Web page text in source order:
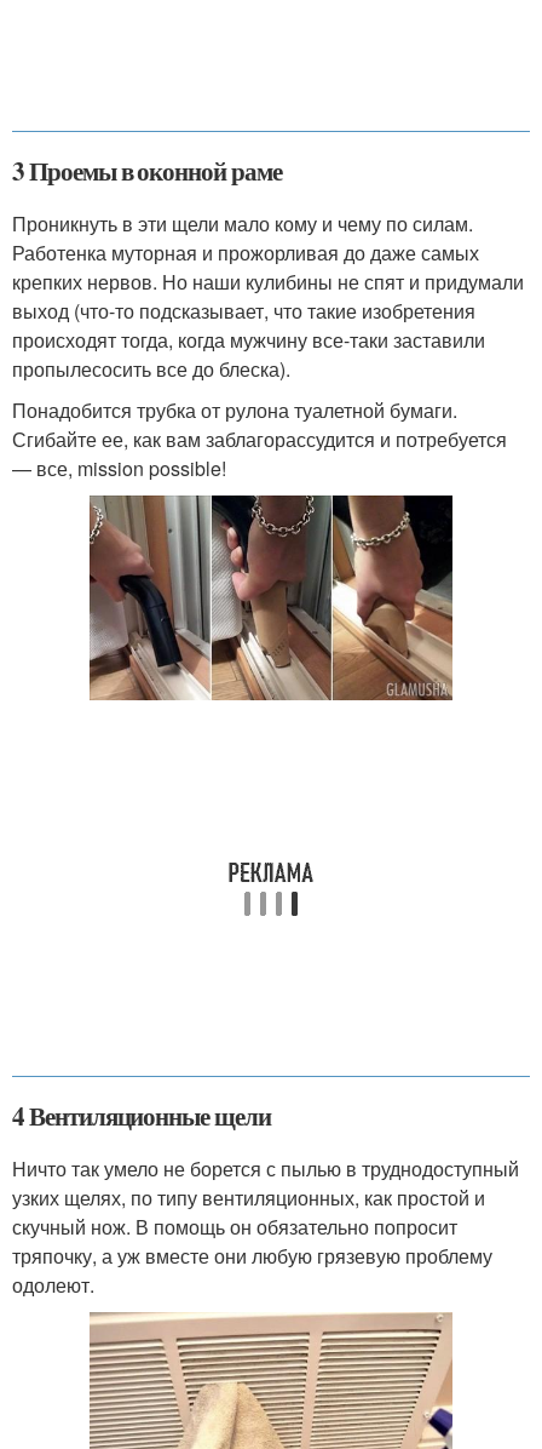
3 Проемы в оконной раме
Проникнуть в эти щели мало кому и чему по силам.
Работенка муторная и прожорливая до даже самых
крепких нервов. Но наши кулибины не спят и придумали
выход (что-то подсказывает, что такие изобретения
происходят тогда, когда мужчину все-таки заставили
пропылесосить все до блеска).
Понадобится трубка от рулона туалетной бумаги.
Сгибайте ее, как вам заблагорассудится и потребуется
— все, mission possible!
4 Вентиляционные щели
Ничто так умело не борется с пылью в труднодоступный
узких щелях, по типу вентиляционных, как простой и
скучный нож. В помощь он обязательно попросит
тряпочку, а уж вместе они любую грязевую проблему
одолеют.